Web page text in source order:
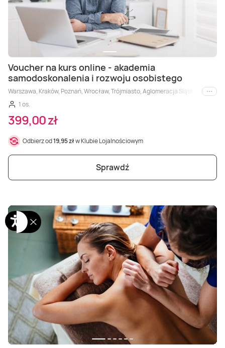
Voucher na kurs online - akademia
samodoskonalenia i rozwoju osobistego
Warszawa, Kraków, Poznań, Wrocław, Trójmiasto, Aglomeracja Śląska, Łódź,
i inne
1 os.
399,00 zł
Odbierz od19,95 złw Klubie Lojalnościowym
Sprawdź